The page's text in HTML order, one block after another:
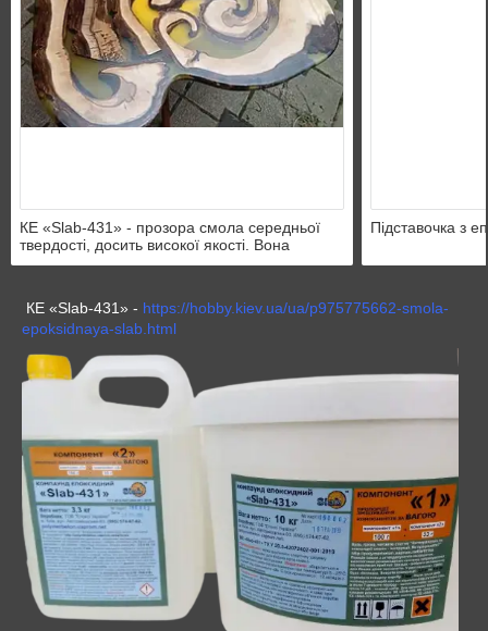
КЕ «Slab-431» - прозора смола середньої
твердості, досить високої якості. Вона
ідеально підійде для заливки стільниць, а
Підставочка з
КЕ «Slab-431» - https://hobby.kiev.ua/ua/p975775662-smola-
epoksidnaya-slab.html